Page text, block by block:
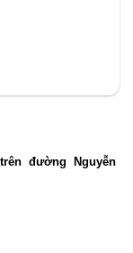
trên đường Nguyễn